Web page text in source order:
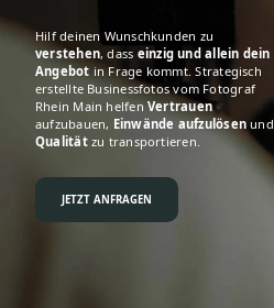
Hilf deinen Wunschkunden zu
verstehen, dass einzig und allein dein
Angebot in Frage kommt. Strategisch
erstellte Businessfotos vom Fotograf
Rhein Main helfenVertrauen
aufzubauen, Einwände aufzulösenund
Qualitätzu transportieren.
JETZT ANFRAGEN